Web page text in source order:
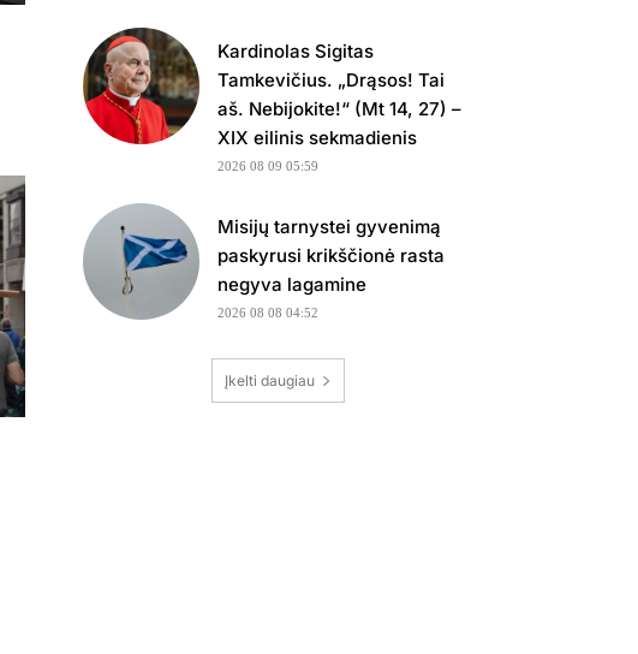
Kardinolas Sigitas
Tamkevičius. „Drąsos! Tai
aš. Nebijokite!“ (Mt 14, 27) –
XIX eilinis sekmadienis
2026 08 09 05:59
Misijų tarnystei gyvenimą
paskyrusi krikščionė rasta
negyva lagamine
2026 08 08 04:52
Įkelti daugiau